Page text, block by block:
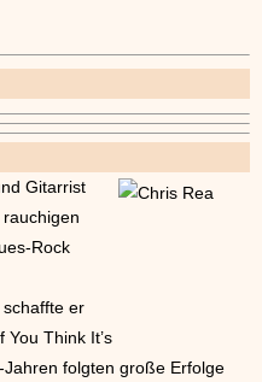
Gitarrist
Rock
er
Think It’s
folgten große Erfolge